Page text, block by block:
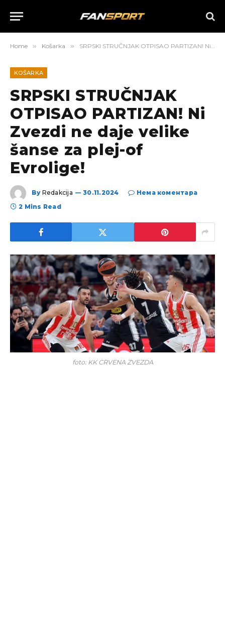
Home » Košarka » SRPSKI STRUČNJAK OTPISAO PARTIZAN! Ni Zvezdi ne daje velike šanse za plej-of Evrolige!
KOŠARKA
SRPSKI STRUČNJAK
OTPISAO PARTIZAN! Ni
Zvezdi ne daje velike
šanse za plej-of
Evrolige!
By Redakcija 30.11.2024
Нема коментара
2 Mins Read
foto: KK CRVENA ZVEZDA